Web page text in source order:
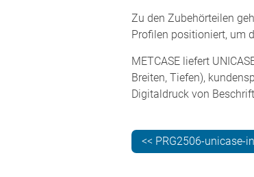
Zu den Zubehörteilen
Profilen positioniert, um
METCASE liefert
Breiten, Tiefen),
Digitaldruck von
<< PRG2506-unicase-